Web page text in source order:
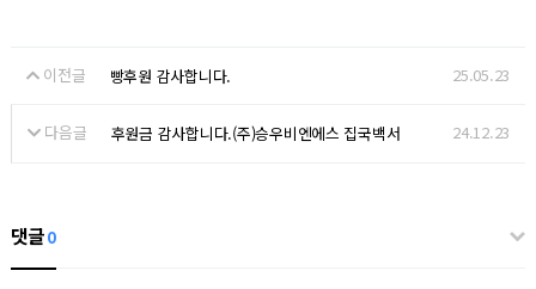
이전글 빵후원 감사합니다. 25.05.23
다음글 후원금 감사합니다.(주)승우비엔에스 집국백서 24.12.23
댓글0